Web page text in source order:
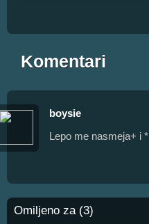
Komentari
boysie
Lepo me nasmeja+ i *
Omiljeno za (3)